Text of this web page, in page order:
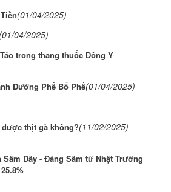
(01/04/2025)
(01/04/2025)
trong thang thuốc Đông Y
Dưỡng Phế Bổ Phế(01/04/2025)
thịt gà không?(11/02/2025)
Dây - Đảng Sâm từ Nhật Trường